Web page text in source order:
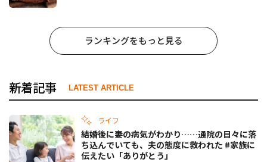
ランキングをもっと見る
新着記事 LATEST ARTICLE
ライフ
結婚後に妻の病気がわかり……通院の日々に落
ち込んでいても、夫の態度に救われた #家族に
伝えたい「ありがとう」